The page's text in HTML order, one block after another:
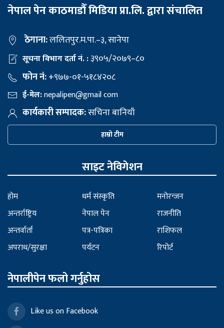
नेपाल पेन काठमाडौँ मिडिया प्रा.लि. द्वारा संचालित
ठेगाना:ललितपुर.म.पा.–३, सानेपा
सूचना विभाग दर्ता नं. :३९०५/२०७९–८०
फोन नं:+९७७-०१-५१८४२०८
ई-मेल:nepalipen@gmail com
कार्यकारी सम्पादक:सचिना बानियाँ
हाम्रो टीम
साइट नेविगेशन
होम
अन्तर्राष्ट्रिय
अन्तर्वार्ता
अपराध/सुरक्षा
धर्म संस्कृति
नेपाल पेन
पत्र-पत्रिका
पर्यटन
मनोरन्जन
राजनीति
राशिफल
रिपोर्ट
नेपालीपेन फलो गर्नुहोस
Like us on Facebook